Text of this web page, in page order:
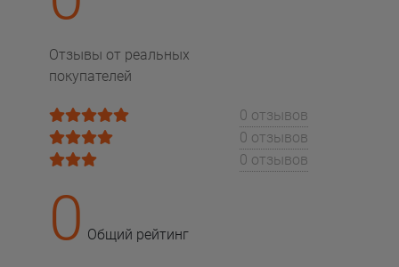
Отзывы от реальных
покупателей
0 отзывов
0 отзывов
0 отзывов
0 Общий рейтинг